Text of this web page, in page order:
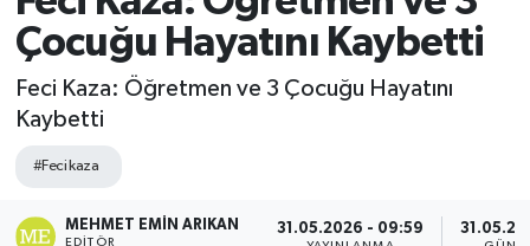
Çocuğu Hayatını Kaybetti
Feci Kaza: Öğretmen ve 3 Çocuğu Hayatını
Kaybetti
#Feci kaza
MEHMET EMIN ARIKAN
EDITÖR
31.05.2026 - 09:59
Son Dakika Haberleri
Haber Arşivi